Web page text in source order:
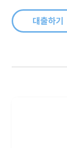
대출하기